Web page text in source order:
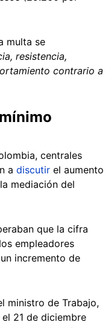
multa se
resistencia,
contrario a
centrales
a discutir el aumento
mediación del
que la cifra
empleadores
un incremento de
ministro de Trabajo,
el 21 de diciembre